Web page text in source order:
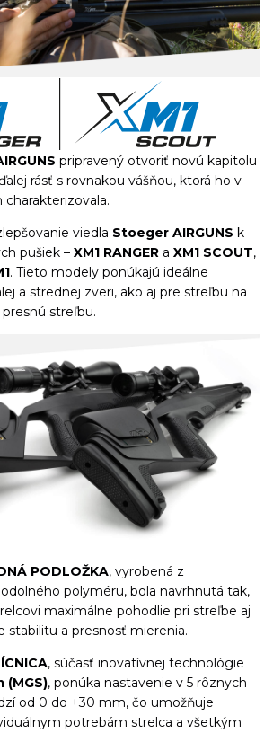
pripravený otvoriť novú kapitolu
rásť s rovnakou vášňou, ktorá ho v
viedla Stoeger AIRGUNS k
pušiek – XM1 RANGER a XM1 SCOUT,
. Tieto modely ponúkajú ideálne
a strednej zveri, ako aj pre streľbu na
streľbu.
PODLOŽKA, vyrobená z
polyméru, bola navrhnutá tak,
maximálne pohodlie pri streľbe aj
stabilitu a presnosť mierenia.
, súčasť inovatívnej technológie
(MGS), ponúka nastavenie v 5 rôznych
od 0 do +30 mm, čo umožňuje
potrebám strelca a všetkým